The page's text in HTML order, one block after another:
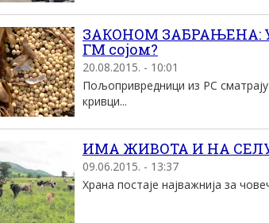
ЗАКОНОМ ЗАБРАЊЕНА: У
ГМ сојом?
20.08.2015. - 10:01
Пољопривредници из РС
кривци...
ИМА ЖИВОТА И НА
09.06.2015. - 13:37
Храна постаје најважнија за